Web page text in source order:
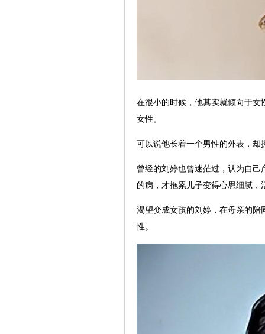
在很小的时候，他其实就倾向于
女性。
可以说他长着一个男性的外表，却
曾经的刘婷也曾迷茫过，认为自
的病，才拖累儿子变得心思细腻，
渴望变成女孩的刘婷，在母亲的
性。